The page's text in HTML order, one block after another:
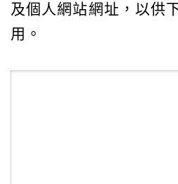
及個人網站網址，以供
用。